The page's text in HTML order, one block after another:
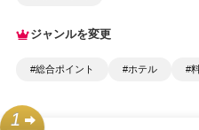
ジャンルを変更
#総合ポイント #ホテル #
1